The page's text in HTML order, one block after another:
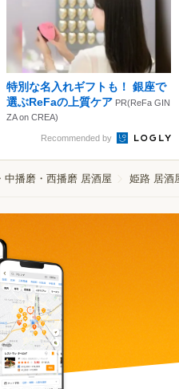
特別な名入れギフトも！ 銀座で
選ぶReFaの上質ケア PR(ReFa GIN
ZA on CREA)
Recommended by
中播磨・西播磨 居酒屋 姫路 居酒